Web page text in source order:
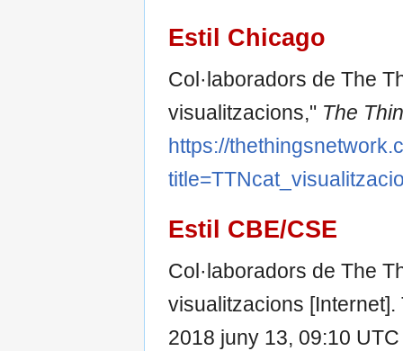
Estil Chicago
Col·laboradors de The
visualitzacions," The
https://
Estil CBE/CSE
Col·laboradors de The
visualitzacions
2018 juny 13, 09:10